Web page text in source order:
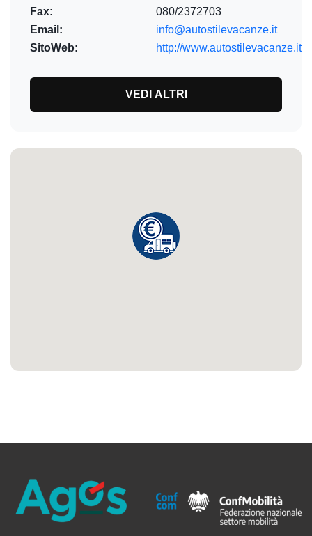
Fax:
080/2372703
Email:
info@autostilevacanze.it
SitoWeb:
http://www.autostilevacanze.it
VEDI ALTRI